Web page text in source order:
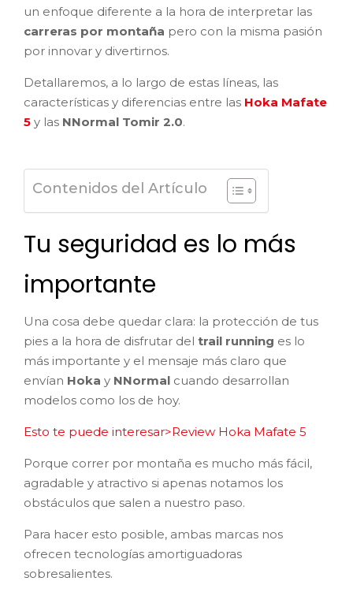
un enfoque diferente a la hora de interpretar las
carreras por montaña pero con la misma pasión
por innovar y divertirnos.
Detallaremos, a lo largo de estas líneas, las
características y diferencias entre las Hoka Mafate
5 y las NNormal Tomir 2.0.
Contenidos del Artículo
Tu seguridad es lo más
importante
Una cosa debe quedar clara: la protección de tus
pies a la hora de disfrutar del trail running es lo
más importante y el mensaje más claro que
envían Hoka y NNormal cuando desarrollan
modelos como los de hoy.
Esto te puede interesar>Review Hoka Mafate 5
Porque correr por montaña es mucho más fácil,
agradable y atractivo si apenas notamos los
obstáculos que salen a nuestro paso.
Para hacer esto posible, ambas marcas nos
ofrecen tecnologías amortiguadoras
sobresalientes.